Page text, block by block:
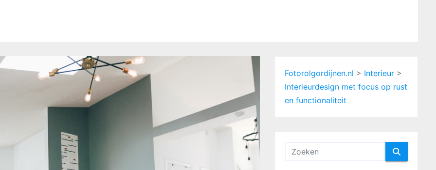
Fotorolgordijnen.nl > Interieur >
Interieurdesign met focus op rust
en functionaliteit